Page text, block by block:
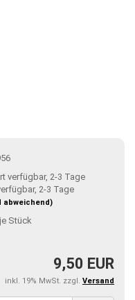
2-3 Tage
abweichend)
Stück
9,50 EUR
inkl. 19% MwSt. zzgl. Versand